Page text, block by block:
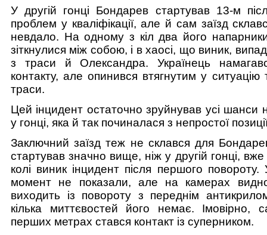
У другій гонці Бондарев стартував 13-м
проблем у кваліфікації, але й сам заїзд
невдало. На одному з кіл два його
зіткнулися між собою, і в хаосі, що виник,
з траси й Олександра. Українець
контакту, але опинився втягнутим у ситуацію
траси.
Цей інцидент остаточно зруйнував усі шанси
у гонці, яка й так починалася з непростої
Заключний заїзд теж не склався для
стартував значно вище, ніж у другій гонці,
колі виник інцидент після першого повороту.
момент не показали, але на камерах
виходить із повороту з переднім
кілька миттєвостей його немає. Імовірно,
перших метрах стався контакт із суперником.